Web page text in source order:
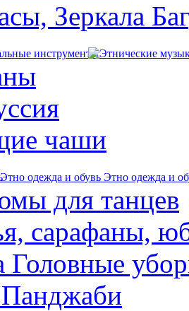
Зеркала
чаши
Этно одежда и
для танцев
сарафаны,
Головные